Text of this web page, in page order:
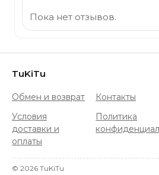
Пока нет отзывов.
TuKiTu
Обмен и возврат
Условия
доставки и
оплаты
Контакты
Политика
© 2026 TuKiTu